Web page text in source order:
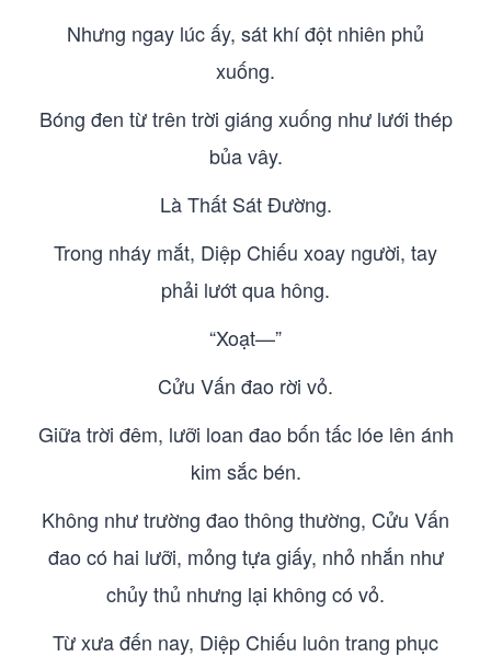
Nhưng ngay lúc ấy, sát khí đột nhiên phủ
xuống.
Bóng đen từ trên trời giáng xuống như lưới thép
bủa vây.
Là Thất Sát Đường.
Trong nháy mắt, Diệp Chiếu xoay người, tay
phải lướt qua hông.
“Xoạt—”
Cửu Vấn đao rời vỏ.
Giữa trời đêm, lưỡi loan đao bốn tấc lóe lên ánh
kim sắc bén.
Không như trường đao thông thường, Cửu Vấn
đao có hai lưỡi, mỏng tựa giấy, nhỏ nhắn như
chủy thủ nhưng lại không có vỏ.
Từ xưa đến nay, Diệp Chiếu luôn trang phục